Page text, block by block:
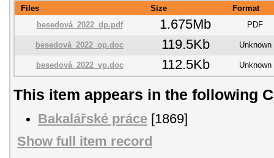
Files Size
Format
besedová_2022_dp.pdf
1.675Mb PDF
besedová_2022_op.doc 119.5Kb Unknown
besedová_2022_vp.doc 112.5Kb Unknown
This item appears in the following
Bakalářské práce [1869]
Show full item record